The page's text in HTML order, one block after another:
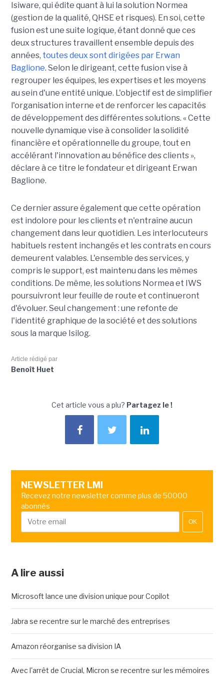
Isiware, qui édite quant à lui la solution Normea
(gestion de la qualité, QHSE et risques). En soi, cette
fusion est une suite logique, étant donné que ces
deux structures travaillent ensemble depuis des
années, toutes deux sont dirigées par Erwan
Baglione. Selon le dirigeant, cette fusion vise à
regrouper les équipes, les expertises et les moyens
au sein d'une entité unique. L'objectif est de simplifier
l'organisation interne et de renforcer les capacités
de développement des différentes solutions. « Cette
nouvelle dynamique vise à consolider la solidité
financière et opérationnelle du groupe, tout en
accélérant l'innovation au bénéfice des clients »,
déclare à ce titre le fondateur et dirigeant Erwan
Baglione.
Ce dernier assure également que cette opération
est indolore pour les clients et n'entraîne aucun
changement dans leur quotidien. Les interlocuteurs
habituels restent inchangés et les contrats en cours
demeurent valables. L'ensemble des services, y
compris le support, est maintenu dans les mêmes
conditions. De même, les solutions Normea et IWS
poursuivront leur feuille de route et continueront
d'évoluer. Seul changement : une refonte de
l'identité graphique de la société et des solutions
sous la marque Isilog.
Article rédigé par
Benoît Huet
Cet article vous a plu? Partagez le !
NEWSLETTER LMI
Recevez notre newsletter comme plus de 50000
abonnés
OK
A lire aussi
Microsoft lance une division unique pour Copilot
Jabra se recentre sur le marché des entreprises
Amazon réorganise sa division IA
Avec l'arrêt de Crucial, Micron se recentre sur les mémoires